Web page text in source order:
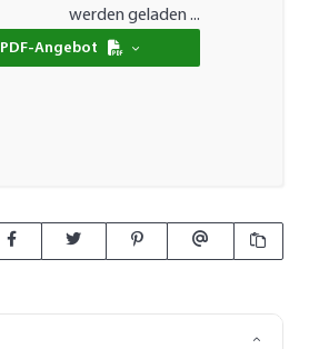
werden geladen ...
PDF-Angebot